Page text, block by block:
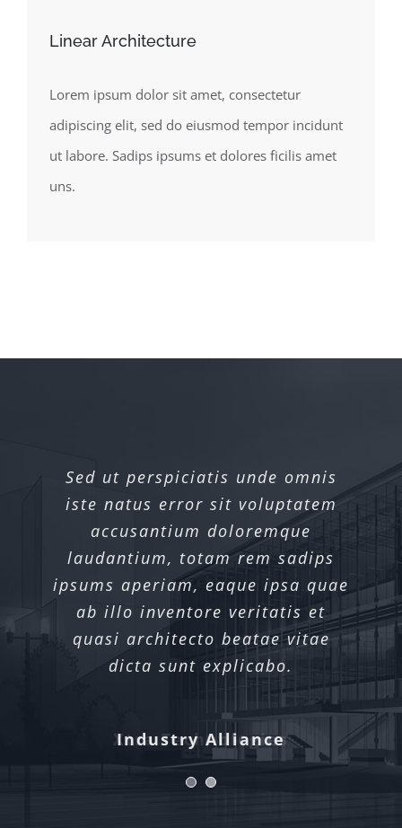
Linear Architecture
Lorem ipsum dolor sit amet, consectetur
adipiscing elit, sed do eiusmod tempor incidunt
ut labore. Sadips ipsums et dolores ficilis amet
uns.
Sed ut perspiciatis unde omnis
iste natus error sit voluptatem
accusantium doloremque
laudantium, totam rem sadips
ipsums aperiam, eaque ipsa quae
ab illo inventore veritatis et
quasi architecto beatae vitae
dicta sunt explicabo.
Industry Alliance
Sed ut perspiciatis unde omnis
iste natus error sit voluptatem
accusantium doloremque
laudantium, totam rem sadips
ipsums aperiam, eaque ipsa quae
ab illo inventore veritatis et
quasi architecto beatae vitae
dicta sunt explicabo.
Xtra Technologies